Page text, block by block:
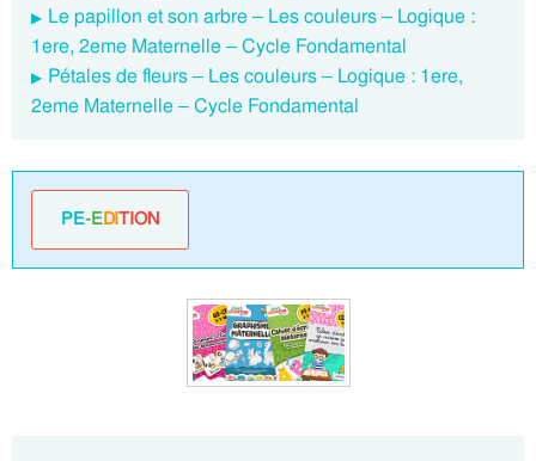
Le papillon et son arbre – Les couleurs – Logique :
1ere, 2eme Maternelle – Cycle Fondamental
Pétales de fleurs – Les couleurs – Logique : 1ere,
2eme Maternelle – Cycle Fondamental
PE-EDITION